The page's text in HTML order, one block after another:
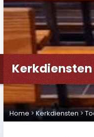
Kerkdiensten
Home > Kerkdiensten>